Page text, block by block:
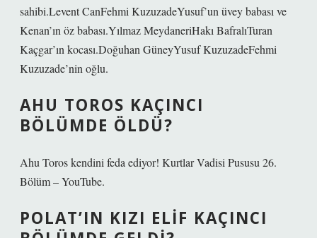
sahibi.Levent CanFehmi KuzuzadeYusuf’un üvey babası ve
Kenan’ın öz babası.Yılmaz MeydaneriHakı BafralıTuran
Kaçgar’ın kocası.Doğuhan GüneyYusuf KuzuzadeFehmi
Kuzuzade’nin oğlu.
AHU TOROS KAÇINCI
BÖLÜMDE ÖLDÜ?
Ahu Toros kendini feda ediyor! Kurtlar Vadisi Pususu 26.
Bölüm – YouTube.
POLAT’IN KIZI ELIF KAÇINCI